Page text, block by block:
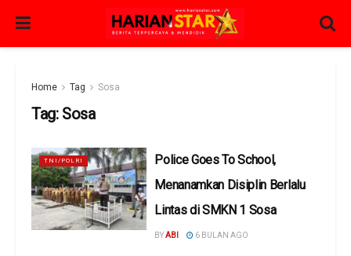
Home Tag Sosa
Tag: Sosa
TNI/POLRI
Police Goes To School,
Menanamkan Disiplin Berlalu
Lintas di SMKN 1 Sosa
BYABI 6 BULAN AGO